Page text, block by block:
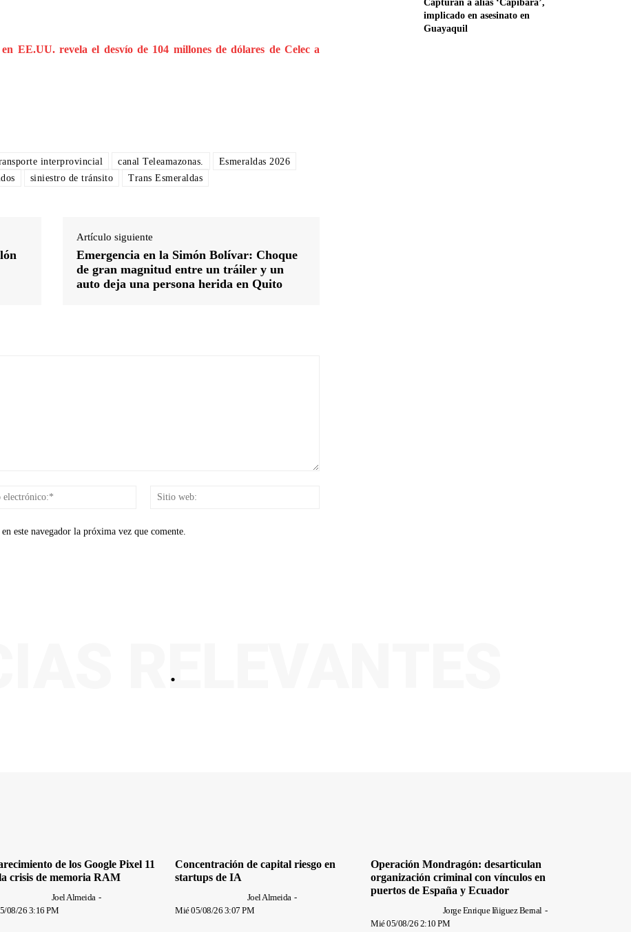
EE.UU. revela el desvío de 104 millones de dólares de Celec a
interprovincial canal Teleamazonas.
Esmeraldas 2026
siniestro de tránsito Trans Esmeraldas
Artículo siguiente
Emergencia en la Simón Bolívar: Choque
de gran magnitud entre un tráiler y un
auto deja una persona herida en Quito
Correo
este navegador la próxima vez que comente.
Capturan a alias ‘Capibara’,
implicado en asesinato en
Guayaquil
.
RELEVANTES
de los Google Pixel 11
crisis de memoria RAM
Joel Almeida -
08/26 3:16 PM
Concentración de capital riesgo en
startups de IA
Joel Almeida -
Mié 05/08/26 3:07 PM
Operación Mondragón: desarticulan
organización criminal con vínculos en
puertos de España y Ecuador
Jorge Enrique Iñiguez Bernal -
Mié 05/08/26 2:10 PM